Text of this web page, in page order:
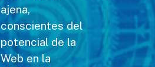
ajena,
conscientes del
potencial de la
Web en la